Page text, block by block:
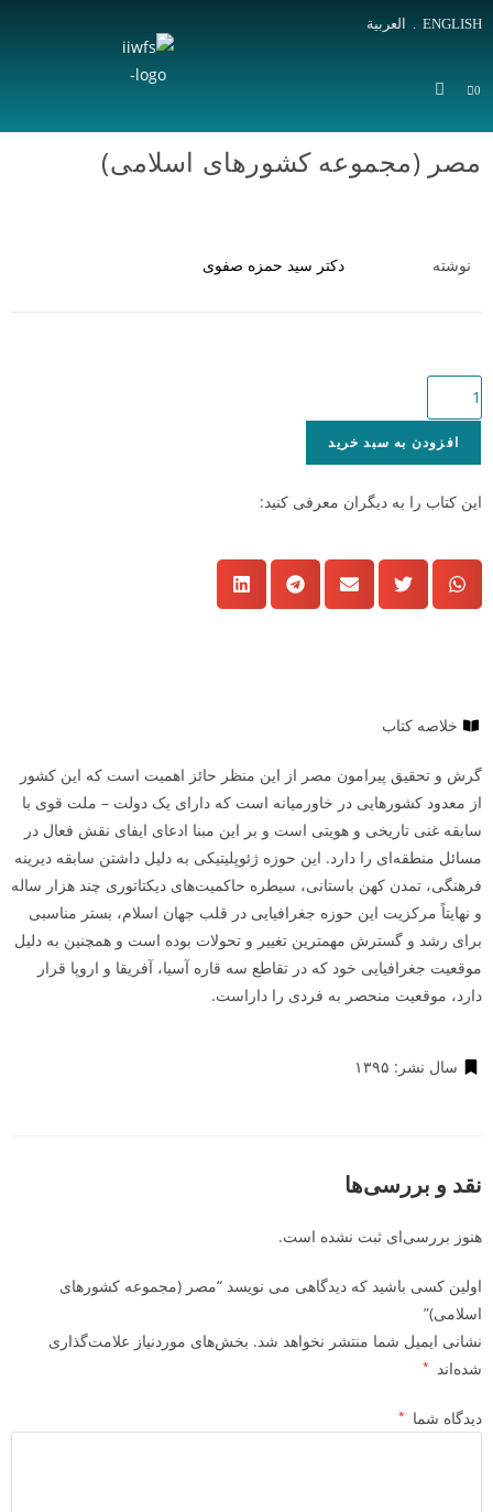
ENGLISH
. العربية
0
مصر (مجموعه کشورهای اسلامی)
نوشته دکتر سید حمزه صفوی
افزودن به سبد خرید
این کتاب را به دیگران معرفی کنید:
خلاصه کتاب
گرش و تحقیق پیرامون مصر از این منظر حائز اهمیت است که این کشور
از معدود کشورهایی در خاورمیانه است که دارای یک دولت – ملت قوی با
سابقه غنی تاریخی و هویتی است و بر این مبنا ادعای ایفای نقش فعال در
مسائل منطقه‌ای را دارد. این حوزه ژئوپلیتیکی به دلیل داشتن سابقه دیرینه
فرهنگی، تمدن کهن باستانی، سیطره حاکمیت‌های دیکتاتوری چند هزار ساله
و نهایتاً مرکزیت این حوزه جغرافیایی در قلب جهان اسلام، بستر مناسبی
برای رشد و گسترش مهمترین تغییر و تحولات بوده است و همچنین به دلیل
موقعیت جغرافیایی خود که در تقاطع سه قاره آسیا، آفریقا و اروپا قرار
دارد، موقعیت منحصر به فردی را داراست.
سال نشر:‌ ۱۳۹۵
نقد و بررسی‌ها
هنوز بررسی‌ای ثبت نشده است.
اولین کسی باشید که دیدگاهی می نویسد “مصر (مجموعه کشورهای
اسلامی)”
نشانی ایمیل شما منتشر نخواهد شد. بخش‌های موردنیاز علامت‌گذاری
شده‌اند *
دیدگاه شما *